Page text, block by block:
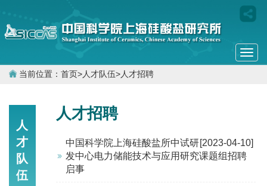
当前位置： 首页>人才队伍>人才招聘
人
才
队
伍
人才招聘
[2023-04-10]
中国科学院上海硅酸盐所中试研
发中心电力储能技术与应用研究课题组招聘
启事